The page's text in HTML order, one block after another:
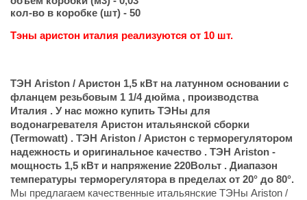
кол-во в коробке (шт) - 50
Тэны аристон италия реализуются от 10 шт.
ТЭН Ariston / Аристон 1,5 кВт на латунном основании с
фланцем резьбовым 1 1/4 дюйма , производства
Италия . У нас можно купить ТЭНы для
водонагревателя Аристон итальянской сборки
(Termowatt) . ТЭН Ariston / Аристон с терморегулятором
надежность и оригинальное качество . ТЭН Ariston -
мощность 1,5 кВт и напряжение 220Вольт . Диапазон
температуры терморегулятора в пределах от 20° до 80°.
Мы предлагаем качественные итальянские ТЭНы Ariston /